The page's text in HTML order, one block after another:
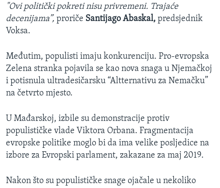
"Ovi politički pokreti nisu privremeni. Trajaće
decenijama”, proriče Santijago Abaskal, predsjednik
Voksa.
Međutim, populisti imaju konkurenciju. Pro-evropska
Zelena stranka pojavila se kao nova snaga u Njemačkoj
i potisnula ultradesičarsku “Altternativu za Nemačku”
na četvrto mjesto.
U Mađarskoj, izbile su demonstracije protiv
populističke vlade Viktora Orbana. Fragmentacija
evropske politike moglo bi da ima velike posljedice na
izbore za Evropski parlament, zakazane za maj 2019.
Nakon što su populističke snage ojačale u nekoliko